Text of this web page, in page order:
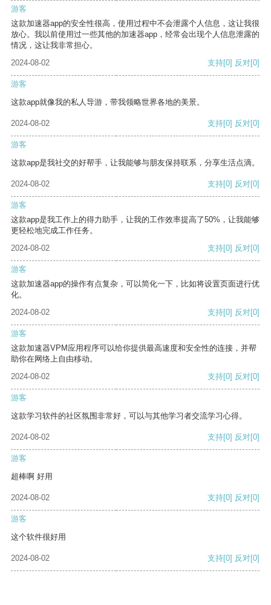
游客
这款加速器app的安全性很高，使用过程中不会泄露个人信息，这让我很
放心。我以前使用过一些其他的加速器app，经常会出现个人信息泄露的
情况，这让我非常担心。
2024-08-02
支持[0] 反对[0]
游客
这款app就像我的私人导游，带我领略世界各地的美景。
2024-08-02 支持[0] 反对[0]
游客
这款app是我社交的好帮手，让我能够与朋友保持联系，分享生活点滴。
2024-08-02 支持[0] 反对[0]
游客
这款app是我工作上的得力助手，让我的工作效率提高了50%，让我能够
更轻松地完成工作任务。
2024-08-02
支持[0] 反对[0]
游客
这款加速器app的操作有点复杂，可以简化一下，比如将设置页面进行优
化。
2024-08-02
支持[0] 反对[0]
游客
这款加速器VPM应用程序可以给你提供最高速度和安全性的连接，并帮
助你在网络上自由移动。
2024-08-02
支持[0] 反对[0]
游客
这款学习软件的社区氛围非常好，可以与其他学习者交流学习心得。
2024-08-02 支持[0] 反对[0]
游客
超棒啊 好用
2024-08-02 支持[0] 反对[0]
游客
这个软件很好用
2024-08-02 支持[0] 反对[0]